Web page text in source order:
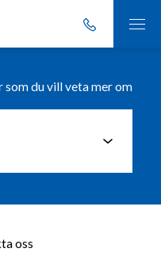
som du vill veta mer om
oss
oss
oss